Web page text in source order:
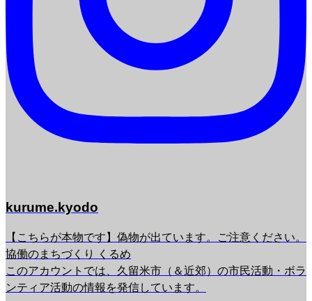
kurume.kyodo
【こちらが本物です】偽物が出ています。ご注意ください。
協働のまちづくり くるめ
このアカウントでは、久留米市（＆近郊）の市民活動・ボラ
ンティア活動の情報を発信しています。